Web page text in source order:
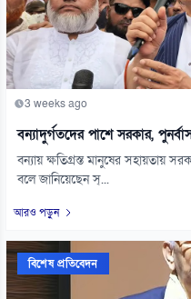
3 weeks ago
বন্যাদুর্গতদের পাশে সরকার, পুনর্বাসনে
বন্যায় ক্ষতিগ্রস্ত মানুষের সহায়তায়
বলে জানিয়েছেন স্...
আরও পড়ুন
বিশেষ প্রতিবেদন